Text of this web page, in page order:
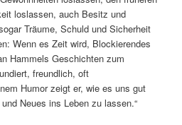
loslassen, auch Besitz und
Träume, Schuld und Sicherheit
Wenn es Zeit wird, Blockierendes
Hammels Geschichten zum
freundlich, oft
Humor zeigt er, wie es uns gut
Neues ins Leben zu lassen.“